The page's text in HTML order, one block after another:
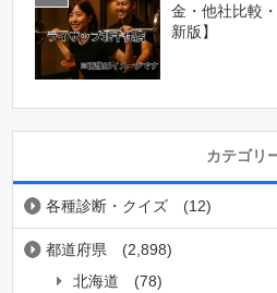
金・他社比較
新版】
カテゴリ
各種診断・クイズ (12)
都道府県
(2,898)
北海道
(78)